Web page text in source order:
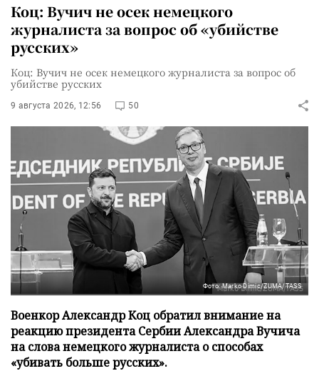
Коц: Вучич не осек немецкого
журналиста за вопрос об «убийстве
русских»
Коц: Вучич не осек немецкого журналиста за вопрос об
убийстве русских
9 августа 2026, 12:56 50
Фото: Marko Dimic/ZUMA/TASS
Военкор Александр Коц обратил внимание на
реакцию президента Сербии Александра Вучича
на слова немецкого журналиста о способах
«убивать больше русских».